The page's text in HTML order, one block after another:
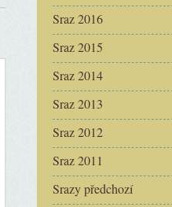
Sraz 2016
Sraz 2015
Sraz 2014
Sraz 2013
Sraz 2012
Sraz 2011
Srazy předchozí